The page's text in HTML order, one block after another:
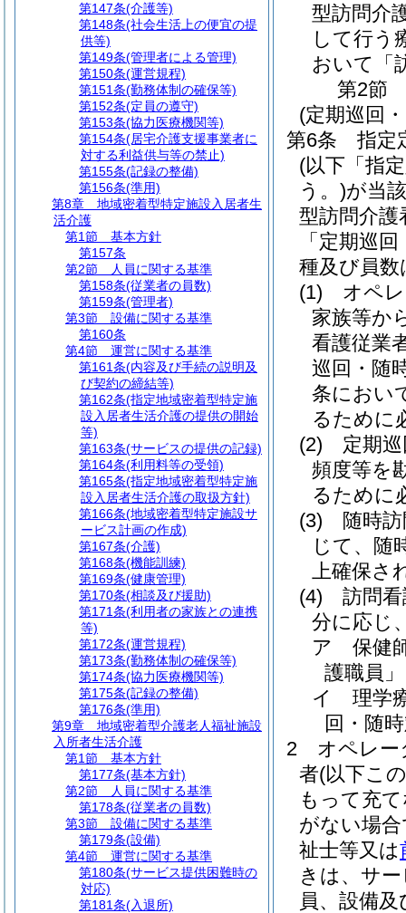
型訪問介
して行う
おいて「
第2節
(定期巡回
第6条
指定
(以下「指
う。)が当
型訪問介護
「定期巡
種及び員
(1)
オペ
家族等か
看護従業
巡回・随
条におい
るために
(2)
定期
頻度等を
るために
(3)
随時
じて、随
上確保さ
(4)
訪問
分に応じ
ア
保健
護職員
イ
理学
回・随
2
オペレー
者(以下こ
もって充
がない場
祉士等又は
きは、サ
員、設備
第147条(介護等)
第148条(社会生活上の便宜の提
供等)
第149条(管理者による管理)
第150条(運営規程)
第151条(勤務体制の確保等)
第152条(定員の遵守)
第153条(協力医療機関等)
第154条(居宅介護支援事業者に
対する利益供与等の禁止)
第155条(記録の整備)
第156条(準用)
第8章
地域密着型特定施設入居者生
活介護
第1節
基本方針
第157条
第2節
人員に関する基準
第158条(従業者の員数)
第159条(管理者)
第3節
設備に関する基準
第160条
第4節
運営に関する基準
第161条(内容及び手続の説明及
び契約の締結等)
第162条(指定地域密着型特定施
設入居者生活介護の提供の開始
等)
第163条(サービスの提供の記録)
第164条(利用料等の受領)
第165条(指定地域密着型特定施
設入居者生活介護の取扱方針)
第166条(地域密着型特定施設サ
ービス計画の作成)
第167条(介護)
第168条(機能訓練)
第169条(健康管理)
第170条(相談及び援助)
第171条(利用者の家族との連携
等)
第172条(運営規程)
第173条(勤務体制の確保等)
第174条(協力医療機関等)
第175条(記録の整備)
第176条(準用)
第9章
地域密着型介護老人福祉施設
入所者生活介護
第1節
基本方針
第177条(基本方針)
第2節
人員に関する基準
第178条(従業者の員数)
第3節
設備に関する基準
第179条(設備)
第4節
運営に関する基準
第180条(サービス提供困難時の
対応)
第181条(入退所)